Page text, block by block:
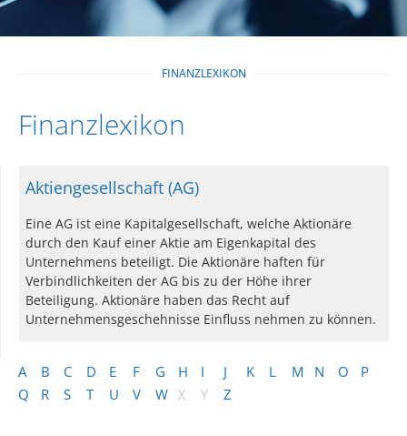
FINANZLEXIKON
Finanzlexikon
A B C D E F G H I J K L M N O
P
Q
R S T U V W X Y Z
Aktiengesellschaft (AG)
Eine AG ist eine Kapitalgesellschaft, welche Aktionäre
durch den Kauf einer Aktie am Eigenkapital des
Unternehmens beteiligt. Die Aktionäre haften für
Verbindlichkeiten der AG bis zu der Höhe ihrer
Beteiligung. Aktionäre haben das Recht auf
Unternehmensgeschehnisse Einfluss nehmen zu können.